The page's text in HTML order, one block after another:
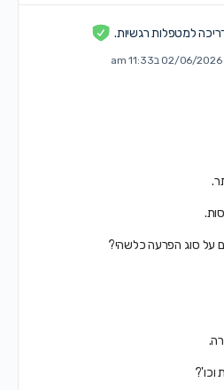
למטפלות רגשיות.
02/06/2026 ב11:33 am
על סוג הפרעה כלשהי?